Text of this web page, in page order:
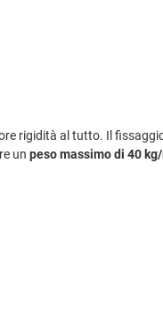
rigidità al tutto. Il
un peso massimo di 40